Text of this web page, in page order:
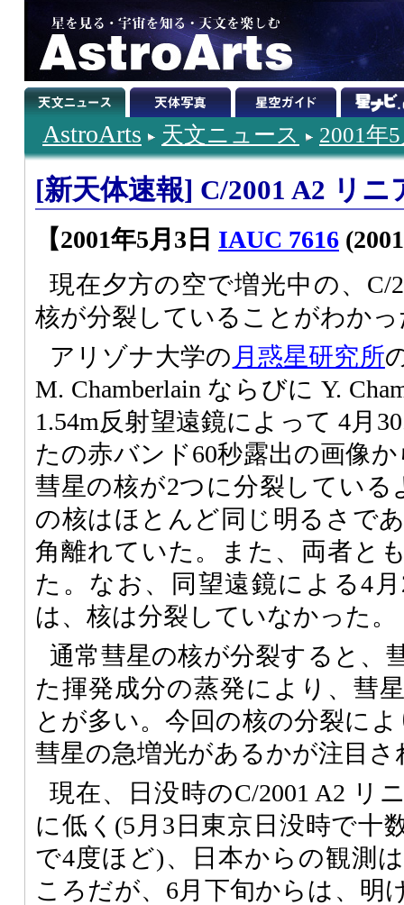
AstroArts 天文ニュース 2001年
[新天体速報] C/2001 A2 リ
【2001年5月3日 IAUC 7616
現在夕方の空で増光中の、C/
核が分裂していることがわか
アリゾナ大学の 月惑星研究所
M. Chamberlain ならびに Y.
1.54m反射望遠鏡によって 4月
たの赤バンド60秒露出の画像か
彗星の核が2つに分裂している
の核はほとんど同じ明るさで
角離れていた。また、両者と
た。なお、同望遠鏡による4
は、核は分裂していなかった。
通常彗星の核が分裂すると、
た揮発成分の蒸発により、彗
とが多い。今回の核の分裂によ
彗星の急増光があるかが注目さ
現在、日没時のC/2001 A2 リ
に低く(5月3日東京日没時で十
で4度ほど)、日本からの観測
ころだが、6月下旬からは、明